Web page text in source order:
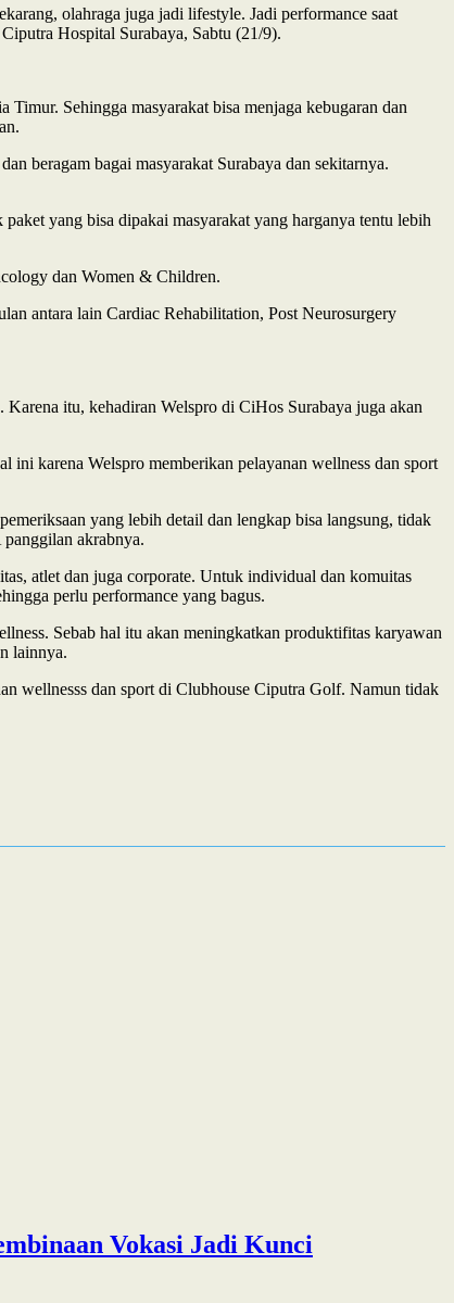
olahraga juga jadi lifestyle. Jadi performance saat
Hospital Surabaya, Sabtu (21/9).
Timur. Sehingga masyarakat bisa menjaga kebugaran dan
beragam bagai masyarakat Surabaya dan sekitarnya.
yang bisa dipakai masyarakat yang harganya tentu lebih
dan Women & Children.
antara lain Cardiac Rehabilitation, Post Neurosurgery
itu, kehadiran Welspro di CiHos Surabaya juga akan
ini karena Welspro memberikan pelayanan wellness dan sport
yang lebih detail dan lengkap bisa langsung, tidak
akrabnya.
atlet dan juga corporate. Untuk individual dan komuitas
perlu performance yang bagus.
Sebab hal itu akan meningkatkan produktifitas karyawan
lainnya.
wellnesss dan sport di Clubhouse Ciputra Golf. Namun tidak
Vokasi Jadi Kunci